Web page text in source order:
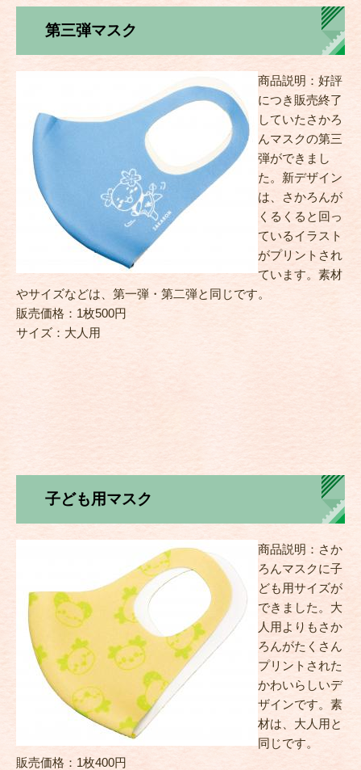
第三弾マスク
商品説明：好評
につき販売終了
していたさかろ
んマスクの第三
弾ができまし
た。新デザイン
は、さかろんが
くるくると回っ
ているイラスト
がプリントされ
ています。素材
やサイズなどは、第一弾・第二弾と同じです。
販売価格：1枚500円
サイズ：大人用
子ども用マスク
商品説明：さか
ろんマスクに子
ども用サイズが
できました。大
人用よりもさか
ろんがたくさん
プリントされた
かわいらしいデ
ザインです。素
材は、大人用と
同じです。
販売価格：1枚400円